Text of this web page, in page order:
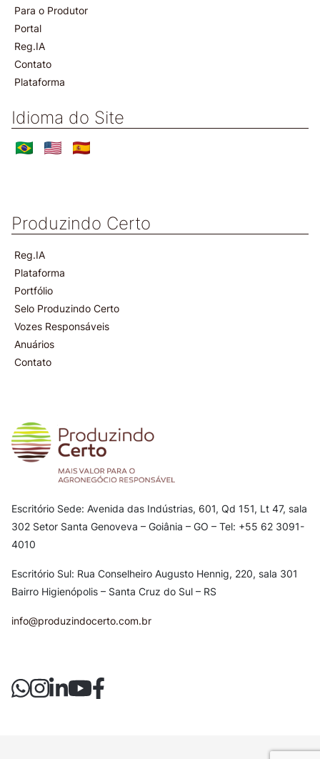
Para o Produtor
Portal
Reg.IA
Contato
Plataforma
Idioma do Site
Produzindo Certo
Reg.IA
Plataforma
Portfólio
Selo Produzindo Certo
Vozes Responsáveis
Anuários
Contato
Escritório Sede: Avenida das Indústrias, 601, Qd 151, Lt 47, sala
302 Setor Santa Genoveva – Goiânia – GO – Tel: +55 62 3091-
4010
Escritório Sul: Rua Conselheiro Augusto Hennig, 220, sala 301
Bairro Higienópolis – Santa Cruz do Sul – RS
info@produzindocerto.com.br